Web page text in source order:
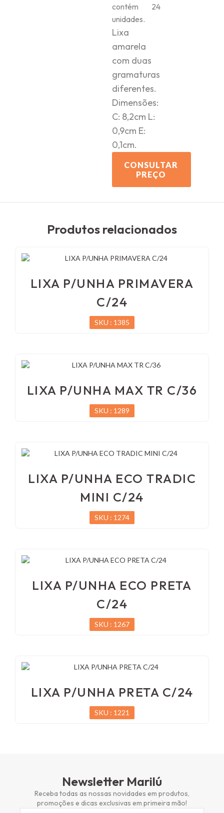
contém 24
unidades.
Lixa
amarela
com duas
gramaturas
diferentes.
Dimensões:
C: 8,2cm L:
0,9cm E:
0,1cm.
CONSULTAR
PREÇO
Produtos relacionados
LIXA P/UNHA PRIMAVERA
C/24
SKU : 1385
LIXA P/UNHA MAX TR C/36
SKU : 1289
LIXA P/UNHA ECO TRADIC
MINI C/24
SKU : 1274
LIXA P/UNHA ECO PRETA
C/24
SKU : 1267
LIXA P/UNHA PRETA C/24
SKU : 1221
Newsletter Marilú
Receba todas as nossas novidades em produtos,
promoções e dicas exclusivas em primeira mão!